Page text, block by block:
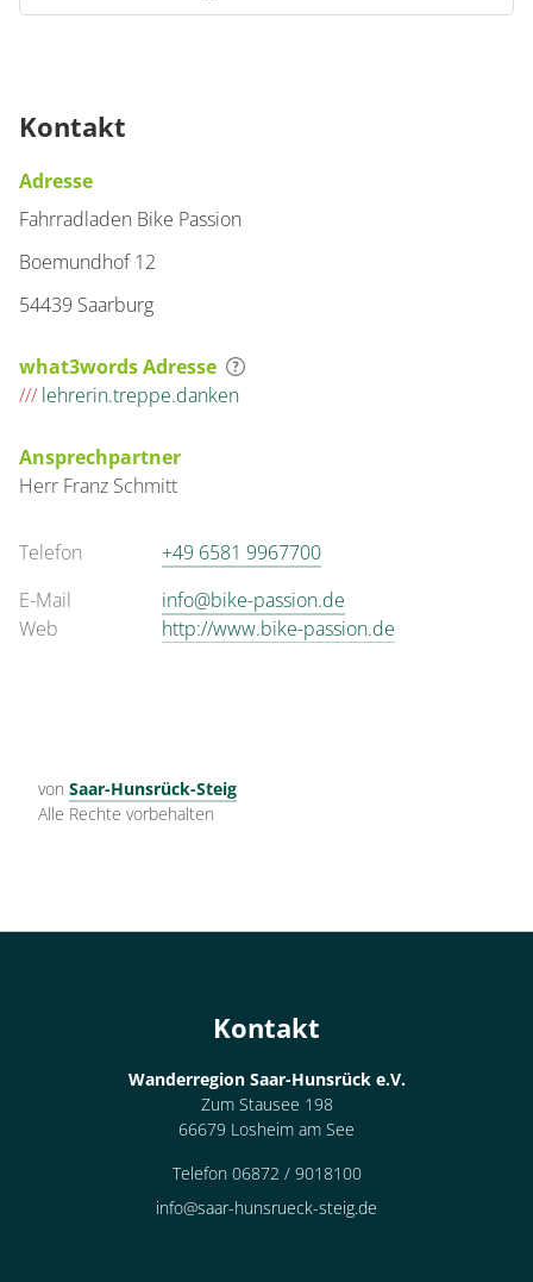
Kontakt
Adresse
Fahrradladen Bike Passion
Boemundhof 12
54439 Saarburg
what3words Adresse
/// lehrerin.treppe.danken
Ansprechpartner
Herr Franz Schmitt
Telefon
+49 6581 9967700
E-Mail
info@bike-passion.de
Web
http://www.bike-passion.de
von Saar-Hunsrück-Steig
Alle Rechte vorbehalten
Kontakt
Wanderregion Saar-Hunsrück e.V.
Zum Stausee 198
66679 Losheim am See
Telefon 06872 / 9018100
info@saar-hunsrueck-steig.de